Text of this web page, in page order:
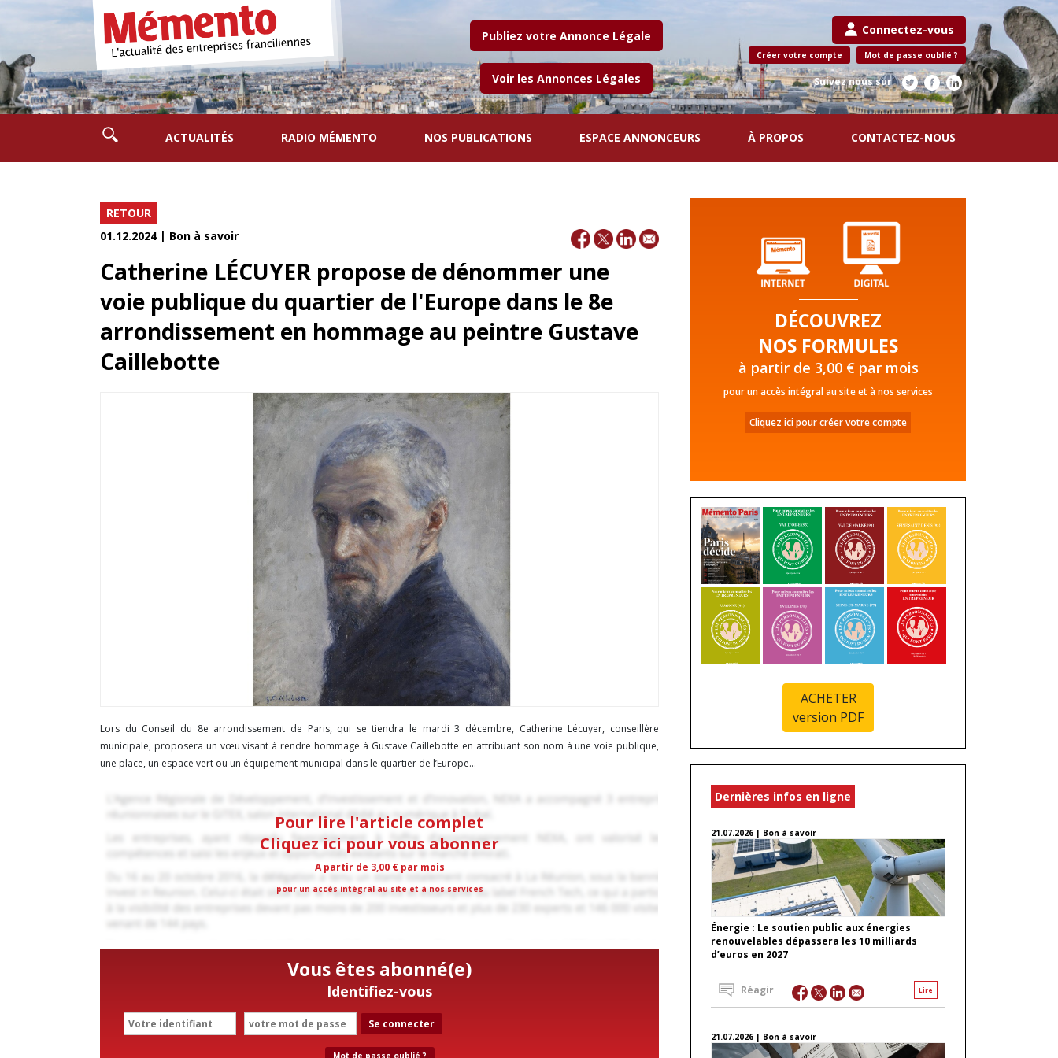
Publiez votre Annonce Légale
Voir les Annonces Légales
Connectez-vous
Créer votre compte Mot de passe oublié ?
Suivez nous sur
ACTUALITÉS RADIO MÉMENTO NOS PUBLICATIONS ESPACE ANNONCEURS À PROPOS CONTACTEZ-NOUS
RETOUR
01.12.2024 | Bon à savoir
Catherine LÉCUYER propose de dénommer une
voie publique du quartier de l'Europe dans le 8e
arrondissement en hommage au peintre Gustave
Caillebotte
Lors du Conseil du 8e arrondissement de Paris, qui se tiendra le mardi 3 décembre, Catherine Lécuyer, conseillère
municipale, proposera un vœu visant à rendre hommage à Gustave Caillebotte en attribuant son nom à une voie publique,
une place, un espace vert ou un équipement municipal dans le quartier de l’Europe...
Pour lire l'article complet
Cliquez ici pour vous abonner
A partir de 3,00 € par mois
pour un accès intégral au site et à nos services
Vous êtes abonné(e)
Identifiez-vous
Se connecter
Mot de passe oublié ?
DÉCOUVREZ
NOS FORMULES
à partir de 3,00 € par mois
pour un accès intégral au site et à nos services
Cliquez ici pour créer votre compte
ACHETER
version PDF
Dernières infos en ligne
21.07.2026 | Bon à savoir
Énergie : Le soutien public aux énergies
renouvelables dépassera les 10 milliards
d’euros en 2027
Lire
Réagir
21.07.2026 | Bon à savoir